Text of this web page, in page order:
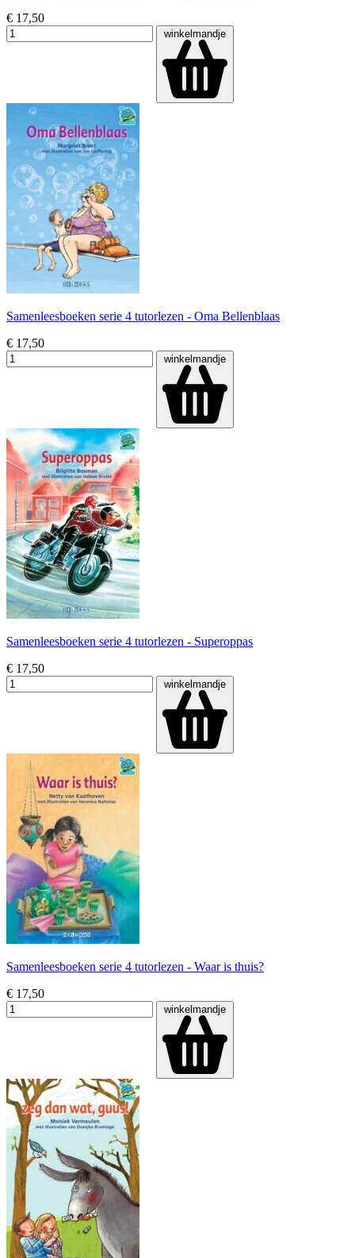
€ 17,50
winkelmandje
Samenleesboeken serie 4 tutorlezen - Oma Bellenblaas
€ 17,50
winkelmandje
Samenleesboeken serie 4 tutorlezen - Superoppas
€ 17,50
winkelmandje
Samenleesboeken serie 4 tutorlezen - Waar is thuis?
€ 17,50
winkelmandje